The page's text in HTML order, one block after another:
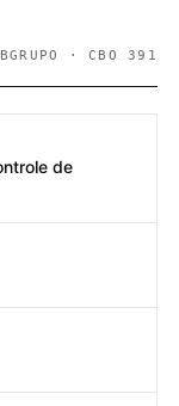
· CBO 391
de